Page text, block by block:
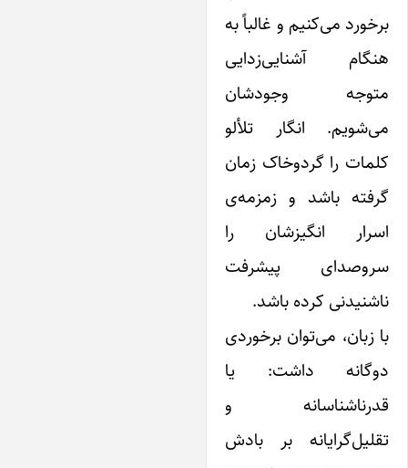
می‌کنیم و غالباً به
آشنایی‌زدایی
وجودشان
انگار تلألو
را گردوخاک زمان
باشد و زمزمه‌ی
انگیزشان را
پیشرفت
کرده باشد.
زبان، می‌توان برخوردی
داشت: یا
و
بر بادش